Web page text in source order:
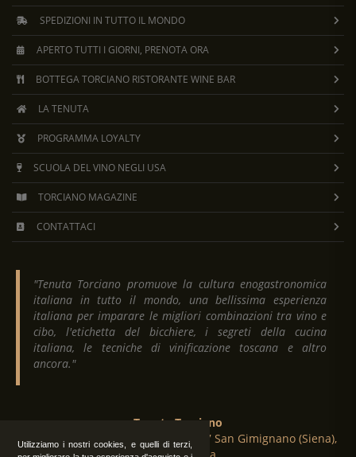
Utilizziamo i nostri cookies, e quelli di terzi,
SPEDIZIONI IN TUTTO IL MONDO
APERTO TUTTI I GIORNI, PRENOTA ORA
BOTTEGA TORCIANO RISTORANTE WINE BAR
LA TENUTA
PROGRAMMA LOYALTY
SCUOLA DEL VINO NEGLI USA
TORCIANO MAGAZINE
CONTATTACI
"Tenuta Torciano promuove la cultura enogastronomica
italiana in tutto il mondo, una bellissima esperienza
italiana per imparare le migliori combinazioni tra vino e
cibo, l'etichetta del bicchiere, i segreti della cucina
italiana, le tecniche di vinificazione toscana e altro
ancora."
Tenuta Torciano
Via Crocetta 16, Loc. Ulignano 53037 San Gimignano (Siena),